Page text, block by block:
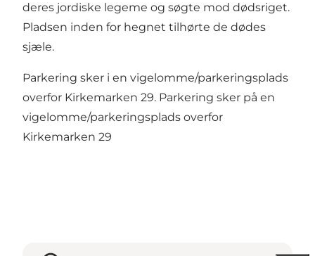
deres jordiske legeme og søgte mod dødsriget.
Pladsen inden for hegnet tilhørte de dødes
sjæle.
Parkering sker i en vigelomme/parkeringsplads
overfor Kirkemarken 29. Parkering sker på en
vigelomme/parkeringsplads overfor
Kirkemarken 29